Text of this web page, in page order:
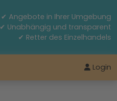
✔ Angebote in Ihrer Umgebung
✔ Unabhängig und transparent
✔ Retter des Einzelhandels
Login